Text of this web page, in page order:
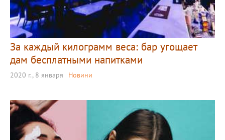
За каждый килограмм веса: бар угощает
дам бесплатными напитками
2020 г., 8 января Новини